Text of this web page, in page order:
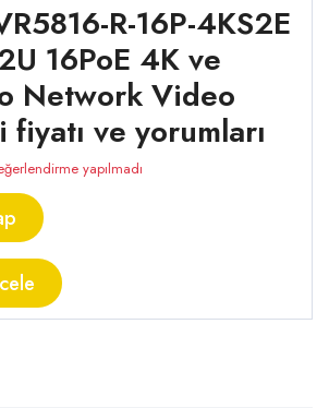
R-16P-4KS2E
16PoE 4K ve
Network Video
ve yorumları
yapılmadı